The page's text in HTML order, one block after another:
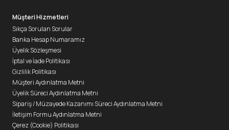
Müşteri Hizmetleri
Sıkça Sorulan Sorular
Banka Hesap Numaramız
Üyelik Sözleşmesi
İptal ve İade Politikası
Gizlilik Politikası
Müşteri Aydınlatma Metni
Üyelik Süreci Aydınlatma Metni
Sipariş / Müzayede Kazanımı Süreci Aydınlatma Metni
İletişim Formu Aydınlatma Metni
Çerez (Cookie) Politikası